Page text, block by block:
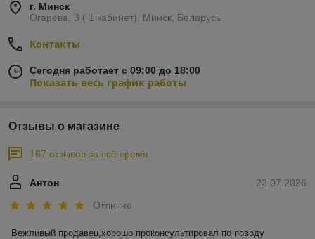
г. Минск
Огарёва, 3 ( 1 кабинет), Минск, Беларусь
Контакты
Сегодня работает с 09:00 до 18:00
Показать весь график работы
Отзывы о магазине
167 отзывов за всё время
22.07.2026
Антон
Отлично
Вежливый продавец,хорошо проконсультировал по поводу